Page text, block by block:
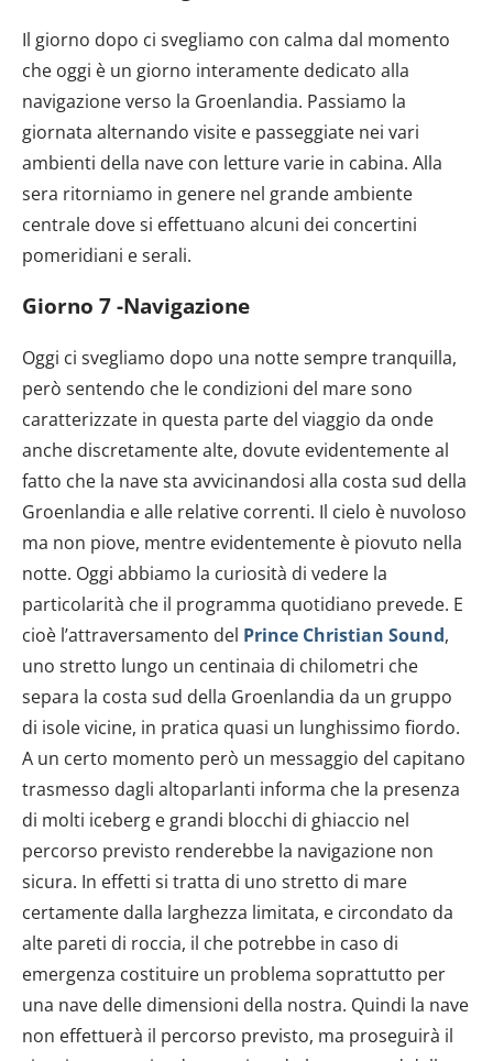
Il giorno dopo ci svegliamo con calma dal momento
che oggi è un giorno interamente dedicato alla
navigazione verso la Groenlandia. Passiamo la
giornata alternando visite e passeggiate nei vari
ambienti della nave con letture varie in cabina. Alla
sera ritorniamo in genere nel grande ambiente
centrale dove si effettuano alcuni dei concertini
pomeridiani e serali.
Giorno 7 -Navigazione
Oggi ci svegliamo dopo una notte sempre tranquilla,
però sentendo che le condizioni del mare sono
caratterizzate in questa parte del viaggio da onde
anche discretamente alte, dovute evidentemente al
fatto che la nave sta avvicinandosi alla costa sud della
Groenlandia e alle relative correnti. Il cielo è nuvoloso
ma non piove, mentre evidentemente è piovuto nella
notte. Oggi abbiamo la curiosità di vedere la
particolarità che il programma quotidiano prevede. E
cioè l’attraversamento del Prince Christian Sound,
uno stretto lungo un centinaia di chilometri che
separa la costa sud della Groenlandia da un gruppo
di isole vicine, in pratica quasi un lunghissimo fiordo.
A un certo momento però un messaggio del capitano
trasmesso dagli altoparlanti informa che la presenza
di molti iceberg e grandi blocchi di ghiaccio nel
percorso previsto renderebbe la navigazione non
sicura. In effetti si tratta di uno stretto di mare
certamente dalla larghezza limitata, e circondato da
alte pareti di roccia, il che potrebbe in caso di
emergenza costituire un problema soprattutto per
una nave delle dimensioni della nostra. Quindi la nave
non effettuerà il percorso previsto, ma proseguirà il